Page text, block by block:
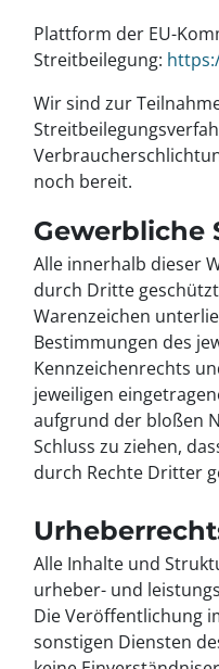
Plattform der EU-
Streitbeilegung:
Wir sind zur
noch bereit.
Gewerbliche
Alle innerhalb dieser
durch Dritte
Warenzeichen
Bestimmungen des
Kennzeichenrechts
jeweiligen
aufgrund der bloßen
Schluss zu ziehen,
durch Rechte Dritter
Alle Inhalte und
urheber- und
Die Veröffentlichung
sonstigen Diensten